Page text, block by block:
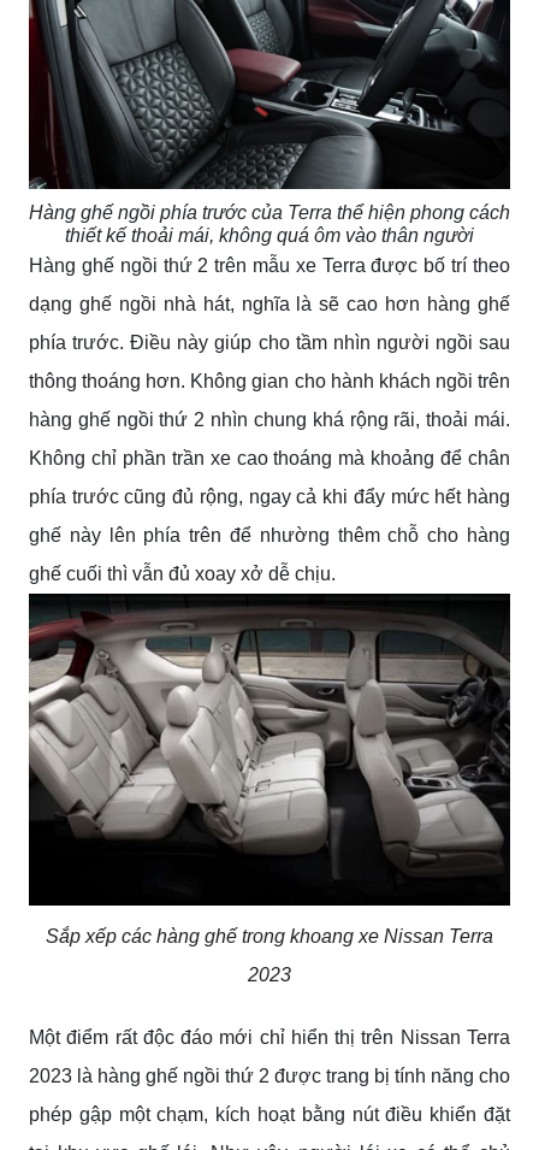
Hàng ghế ngồi phía trước của Terra thể hiện phong cách
thiết kế thoải mái, không quá ôm vào thân người
Hàng ghế ngồi thứ 2 trên mẫu xe Terra được bố trí theo
dạng ghế ngồi nhà hát, nghĩa là sẽ cao hơn hàng ghế
phía trước. Điều này giúp cho tầm nhìn người ngồi sau
thông thoáng hơn. Không gian cho hành khách ngồi trên
hàng ghế ngồi thứ 2 nhìn chung khá rộng rãi, thoải mái.
Không chỉ phần trần xe cao thoáng mà khoảng để chân
phía trước cũng đủ rộng, ngay cả khi đẩy mức hết hàng
ghế này lên phía trên để nhường thêm chỗ cho hàng
ghế cuối thì vẫn đủ xoay xở dễ chịu.
Sắp xếp các hàng ghế trong khoang xe Nissan Terra
2023
Một điểm rất độc đáo mới chỉ hiển thị trên Nissan Terra
2023 là hàng ghế ngồi thứ 2 được trang bị tính năng cho
phép gập một chạm, kích hoạt bằng nút điều khiển đặt